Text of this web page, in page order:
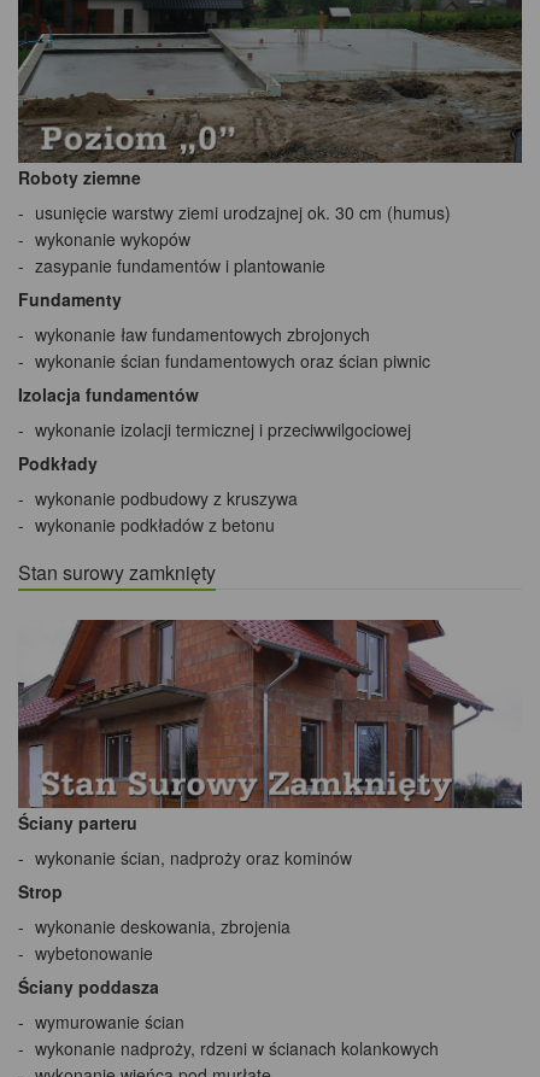
Roboty ziemne
usunięcie warstwy ziemi urodzajnej ok. 30 cm (humus)
wykonanie wykopów
zasypanie fundamentów i plantowanie
Fundamenty
wykonanie ław fundamentowych zbrojonych
wykonanie ścian fundamentowych oraz ścian piwnic
Izolacja fundamentów
wykonanie izolacji termicznej i przeciwwilgociowej
Podkłady
wykonanie podbudowy z kruszywa
wykonanie podkładów z betonu
Stan surowy zamknięty
Ściany parteru
wykonanie ścian, nadproży oraz kominów
Strop
wykonanie deskowania, zbrojenia
wybetonowanie
Ściany poddasza
wymurowanie ścian
wykonanie nadproży, rdzeni w ścianach kolankowych